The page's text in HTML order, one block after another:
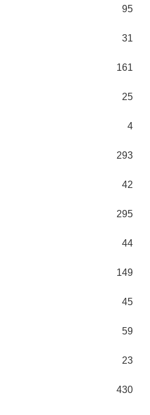
95
31
161
25
4
293
42
295
44
149
45
59
23
430